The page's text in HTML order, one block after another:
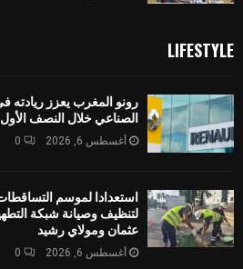
LIFESTYLE
رونو المغرب يعزز ريادته
الصناعي خلال النصف الأول من
أغسطس 6, 2026 0
استعدادا لموسم
لتنظيف وصيانة شبكة
عثمان ومولاي رشيد
أغسطس 6, 2026 0